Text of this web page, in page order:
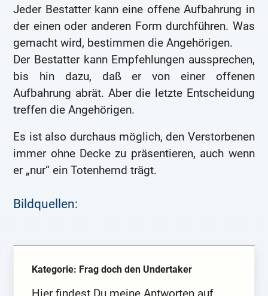
Jeder Bestatter kann eine offene Aufbahrung in
der einen oder anderen Form durchführen. Was
gemacht wird, bestimmen die Angehörigen.
Der Bestatter kann Empfehlungen aussprechen,
bis hin dazu, daß er von einer offenen
Aufbahrung abrät. Aber die letzte Entscheidung
treffen die Angehörigen.
Es ist also durchaus möglich, den Verstorbenen
immer ohne Decke zu präsentieren, auch wenn
er „nur“ ein Totenhemd trägt.
Bildquellen:
Kategorie: Frag doch den Undertaker
Hier findest Du meine Antworten auf